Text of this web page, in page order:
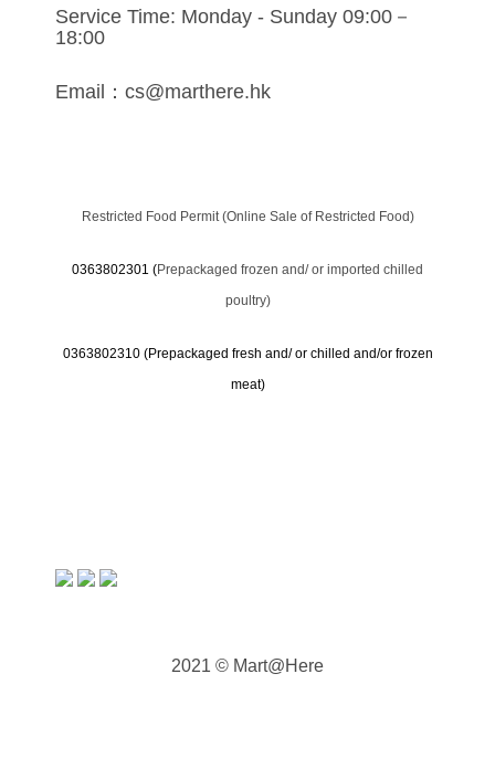
Service Time: Monday - Sunday 09:00－
18:00
Email：cs@marthere.hk
Restricted Food Permit (Online Sale of Restricted Food)
0363802301 (Prepackaged frozen and/ or imported chilled
poultry)
0363802310 (Prepackaged fresh and/ or chilled and/or frozen
meat)
2021 © Mart@Here